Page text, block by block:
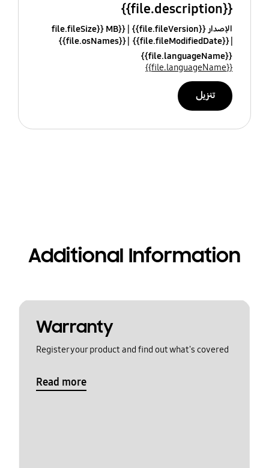
{{file.description}}
الإصدار {{file.fileVersion}}
{{file.fileSize}} MB
{{file.fileModifiedDate}}
{{file.osNames}}
{{file.languageName}}
{{file.languageName}}
تنزيل
Additional Information
Warranty
Register your product and find out what's covered
Read more